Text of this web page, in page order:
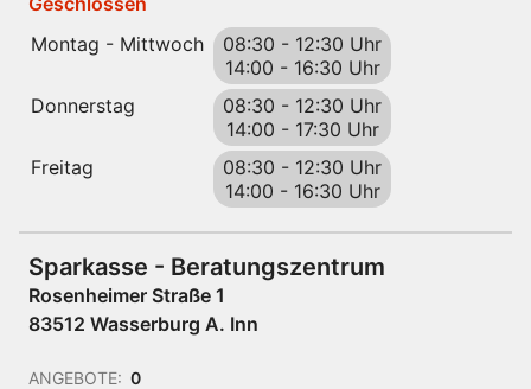
Montag - Mittwoch
08:30 - 12:30 Uhr
14:00 - 16:30 Uhr
Donnerstag
08:30 - 12:30 Uhr
14:00 - 17:30 Uhr
Freitag
08:30 - 12:30 Uhr
14:00 - 16:30 Uhr
Sparkasse - Beratungszentrum
Rosenheimer Straße 1
83512 Wasserburg A. Inn
ANGEBOTE: 0